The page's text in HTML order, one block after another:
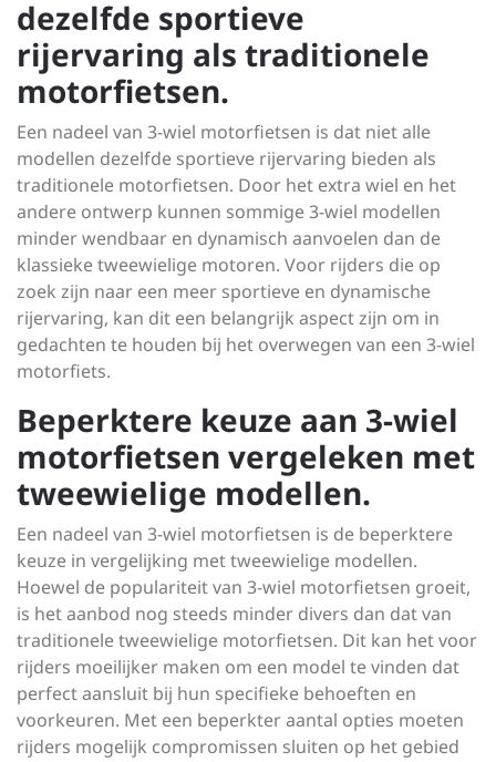
dezelfde sportieve
rijervaring als traditionele
motorfietsen.
Een nadeel van 3-wiel motorfietsen is dat niet alle
modellen dezelfde sportieve rijervaring bieden als
traditionele motorfietsen. Door het extra wiel en het
andere ontwerp kunnen sommige 3-wiel modellen
minder wendbaar en dynamisch aanvoelen dan de
klassieke tweewielige motoren. Voor rijders die op
zoek zijn naar een meer sportieve en dynamische
rijervaring, kan dit een belangrijk aspect zijn om in
gedachten te houden bij het overwegen van een 3-wiel
motorfiets.
Beperktere keuze aan 3-wiel
motorfietsen vergeleken met
tweewielige modellen.
Een nadeel van 3-wiel motorfietsen is de beperktere
keuze in vergelijking met tweewielige modellen.
Hoewel de populariteit van 3-wiel motorfietsen groeit,
is het aanbod nog steeds minder divers dan dat van
traditionele tweewielige motorfietsen. Dit kan het voor
rijders moeilijker maken om een model te vinden dat
perfect aansluit bij hun specifieke behoeften en
voorkeuren. Met een beperkter aantal opties moeten
rijders mogelijk compromissen sluiten op het gebied